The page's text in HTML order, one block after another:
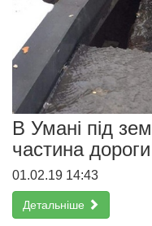
В Умані під
частина
01.02.19 14:43
Детальніше